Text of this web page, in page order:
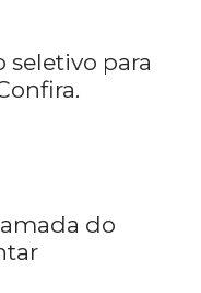
seletivo para
do